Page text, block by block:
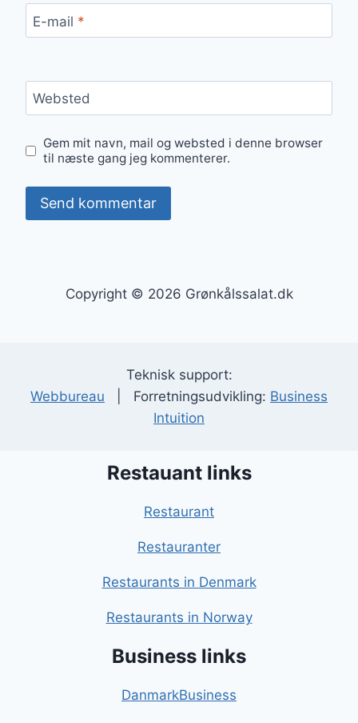
E-mail *
Websted
Gem mit navn, mail og websted i denne browser
til næste gang jeg kommenterer.
Copyright © 2026 Grønkålssalat.dk
Teknisk support:
Webbureau | Forretningsudvikling: Business
Intuition
Restauant links
Restaurant
Restauranter
Restaurants in Denmark
Restaurants in Norway
Business links
DanmarkBusiness